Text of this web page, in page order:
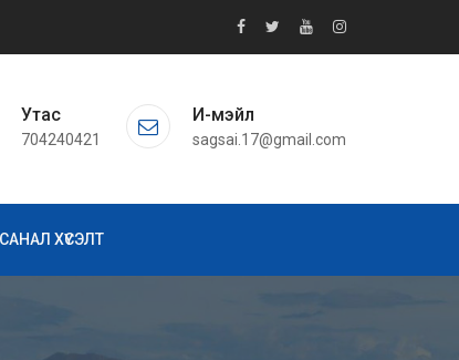
Утас
704240421
И-мэйл
sagsai.17@gmail.com
САНАЛ ХҮСЭЛТ